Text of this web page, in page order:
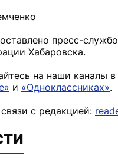
пресс-
Хабаровска.
на наши каналы в
и «Одноклассниках».
с редакцией: